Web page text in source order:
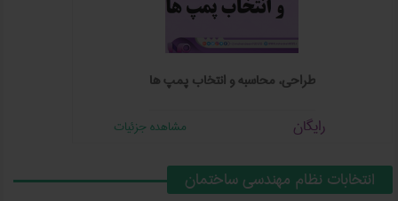
طراحی، محاسبه و انتخاب پمپ ها
رایگان مشاهده جزئیات
انتخابات نظام مهندسی ساختمان